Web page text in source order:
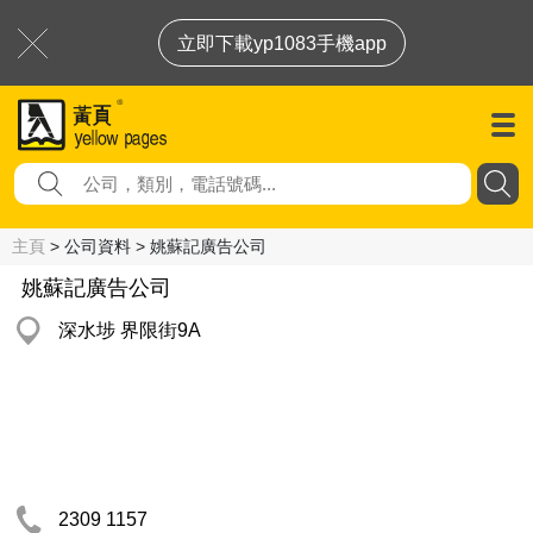
立即下載yp1083手機app
主頁 > 公司資料 > 姚蘇記廣告公司
姚蘇記廣告公司
深水埗 界限街9A
2309 1157